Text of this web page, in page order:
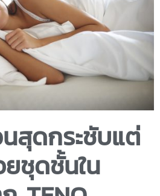
นสุดกระชับแต่
ชุดชั้นใน